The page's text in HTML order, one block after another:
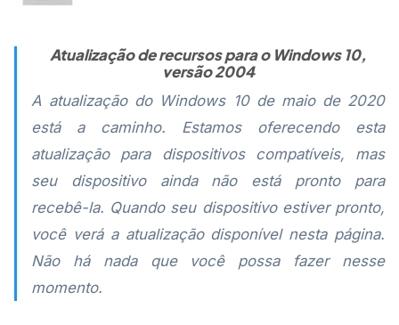
Atualização de recursos para o Windows 10,
versão 2004
A atualização do Windows 10 de maio de 2020
está a caminho. Estamos oferecendo esta
atualização para dispositivos compatíveis, mas
seu dispositivo ainda não está pronto para
recebê-la. Quando seu dispositivo estiver pronto,
você verá a atualização disponível nesta página.
Não há nada que você possa fazer nesse
momento.